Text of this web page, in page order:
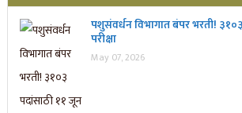
पशुसंवर्धन विभागात बंपर भरती!
परीक्षा
May 07, 2026